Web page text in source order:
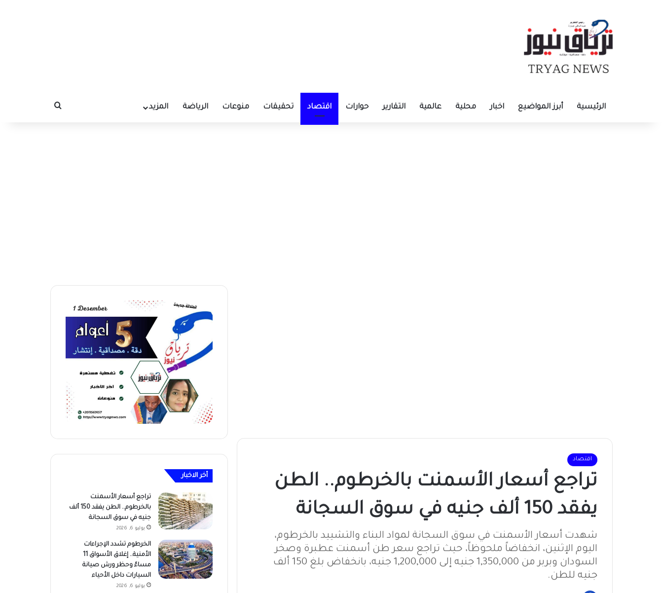
الرئيسية أبرز المواضيع اخبار محلية عالمية التقارير حوارات اقتصاد تحقيقات منوعات الرياضة المزيد بحث عن
اقتصاد
تراجع أسعار الأسمنت بالخرطوم.. الطن
يفقد 150 ألف جنيه في سوق السجانة
شهدت أسعار الأسمنت في سوق السجانة لمواد البناء والتشييد بالخرطوم،
اليوم الإثنين، انخفاضاً ملحوظاً، حيث تراجع سعر طن أسمنت عطبرة وصخر
السودان وبربر من 1,350,000 جنيه إلى 1,200,000 جنيه، بانخفاض بلغ 150 ألف
جنيه للطن.
أخر الاخبار
تراجع أسعار الأسمنت
بالخرطوم.. الطن يفقد 150 ألف
جنيه في سوق السجانة
يوليو 6, 2026
الخرطوم تشدد الإجراءات
الأمنية.. إغلاق الأسواق 11
مساءً وحظر ورش صيانة
السيارات داخل الأحياء
يوليو 6, 2026